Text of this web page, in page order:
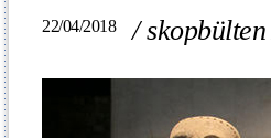
22/04/2018 /skopbülten